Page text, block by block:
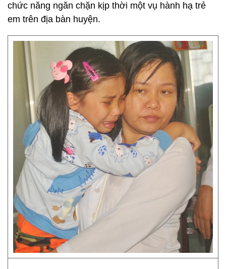
chức năng ngăn chặn kịp thời một vụ hành hạ trẻ
em trên địa bàn huyện.